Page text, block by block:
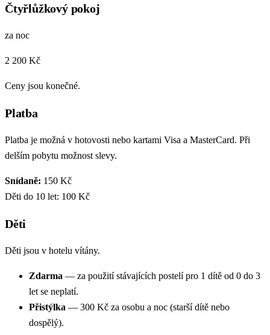
Čtyřlůžkový pokoj
za noc
2 200 Kč
Ceny jsou konečné.
Platba
Platba je možná v hotovosti nebo kartami Visa a MasterCard. Při
delším pobytu možnost slevy.
Snídaně: 150 Kč
Děti do 10 let: 100 Kč
Děti
Děti jsou v hotelu vítány.
Zdarma — za použití stávajících postelí pro 1 dítě od 0 do 3
let se neplatí.
Přistýlka — 300 Kč za osobu a noc (starší dítě nebo
dospělý).